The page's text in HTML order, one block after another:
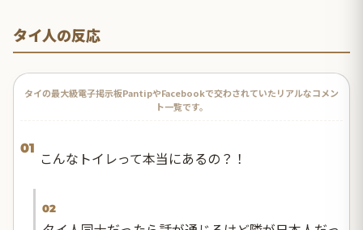
タイ人の反応
タイの最大級電子掲示板PantipやFacebookで交わされていたリアルなコメン
ト一覧です。
01
こんなトイレって本当にあるの？！
02